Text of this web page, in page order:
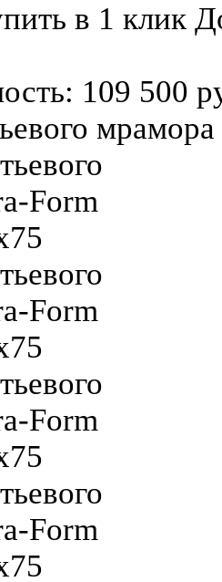
в 1 клик
109 500